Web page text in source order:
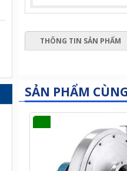
THÔNG TIN SẢN PHẨM
SẢN PHẨM